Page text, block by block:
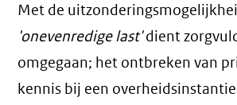
Met de
'onevenredige last'dient
omgegaan; het ontbreken van
kennis bij een